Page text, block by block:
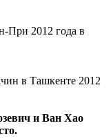
и Ван Хао